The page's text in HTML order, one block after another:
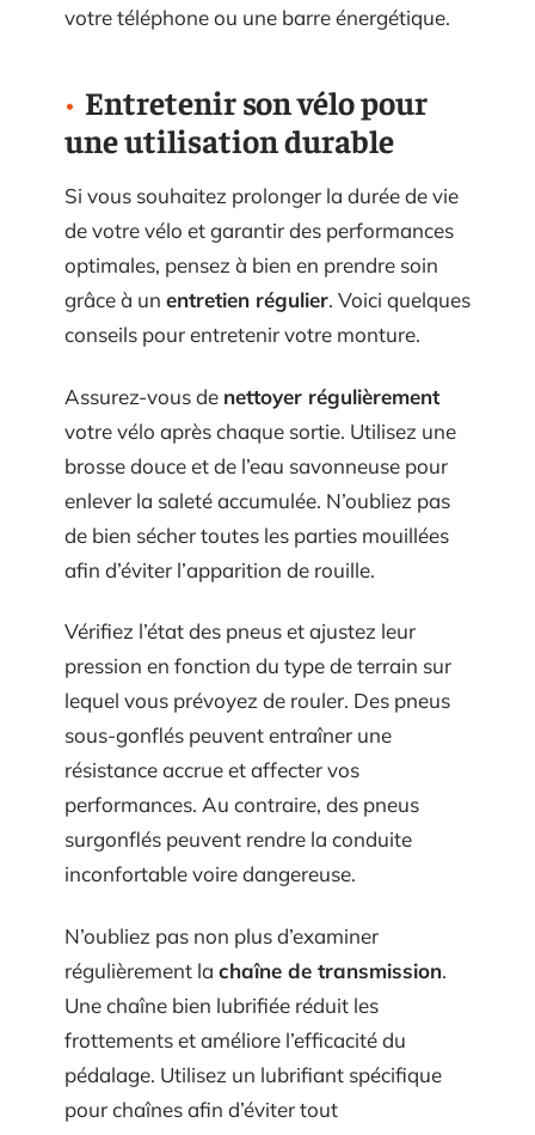
votre téléphone ou une barre énergétique.
Entretenir son vélo pour
une utilisation durable
Si vous souhaitez prolonger la durée de vie
de votre vélo et garantir des performances
optimales, pensez à bien en prendre soin
grâce à un entretien régulier. Voici quelques
conseils pour entretenir votre monture.
Assurez-vous de nettoyer régulièrement
votre vélo après chaque sortie. Utilisez une
brosse douce et de l’eau savonneuse pour
enlever la saleté accumulée. N’oubliez pas
de bien sécher toutes les parties mouillées
afin d’éviter l’apparition de rouille.
Vérifiez l’état des pneus et ajustez leur
pression en fonction du type de terrain sur
lequel vous prévoyez de rouler. Des pneus
sous-gonflés peuvent entraîner une
résistance accrue et affecter vos
performances. Au contraire, des pneus
surgonflés peuvent rendre la conduite
inconfortable voire dangereuse.
N’oubliez pas non plus d’examiner
régulièrement la chaîne de transmission.
Une chaîne bien lubrifiée réduit les
frottements et améliore l’efficacité du
pédalage. Utilisez un lubrifiant spécifique
pour chaînes afin d’éviter tout